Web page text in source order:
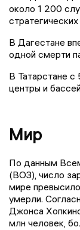
около 1 200
В Дагестане
одной смерти
В Татарстане
центры и
Мир
По данным
(ВОЗ), число
мире
умерли.
Джонса
млн человек,